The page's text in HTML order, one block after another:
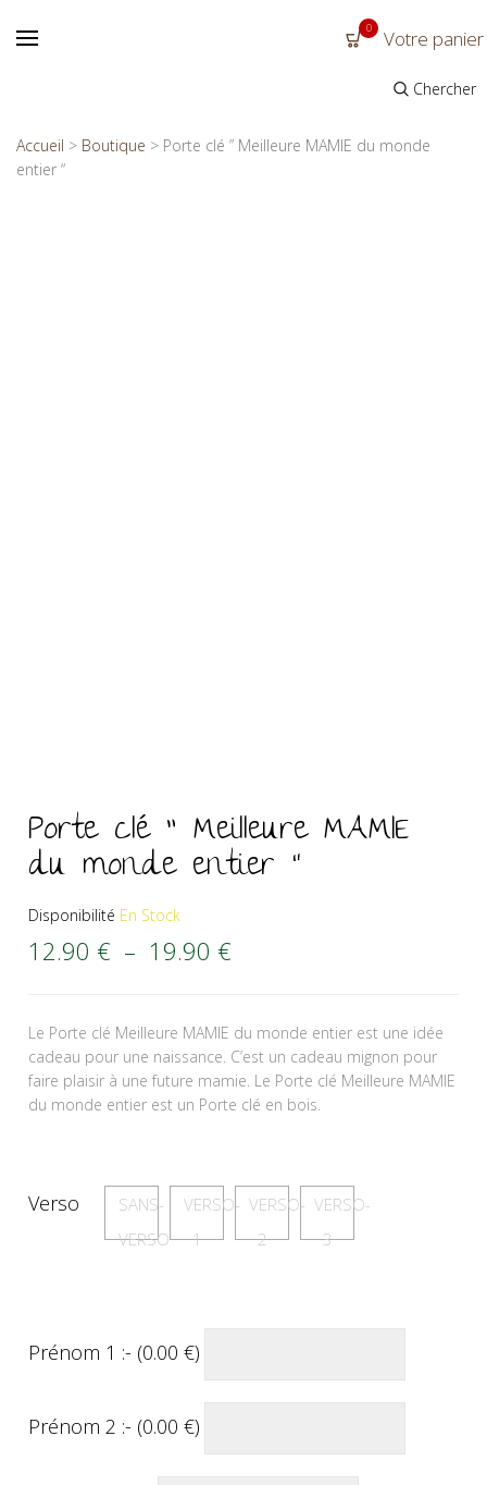
0 Votre panier
Chercher
Accueil > Boutique > Porte clé ” Meilleure MAMIE du monde
entier “
Porte clé ” Meilleure MAMIE
du monde entier “
Disponibilité En Stock
12.90 € – 19.90 €
Le Porte clé Meilleure MAMIE du monde entier est une idée
cadeau pour une naissance. C’est un cadeau mignon pour
faire plaisir à une future mamie. Le Porte clé Meilleure MAMIE
du monde entier est un Porte clé en bois.
Verso
SANS-
VERSO
VERSO-
1
VERSO-
2
VERSO-
3
Prénom 1 :- (0.00€)
Prénom 2 :- (0.00€)